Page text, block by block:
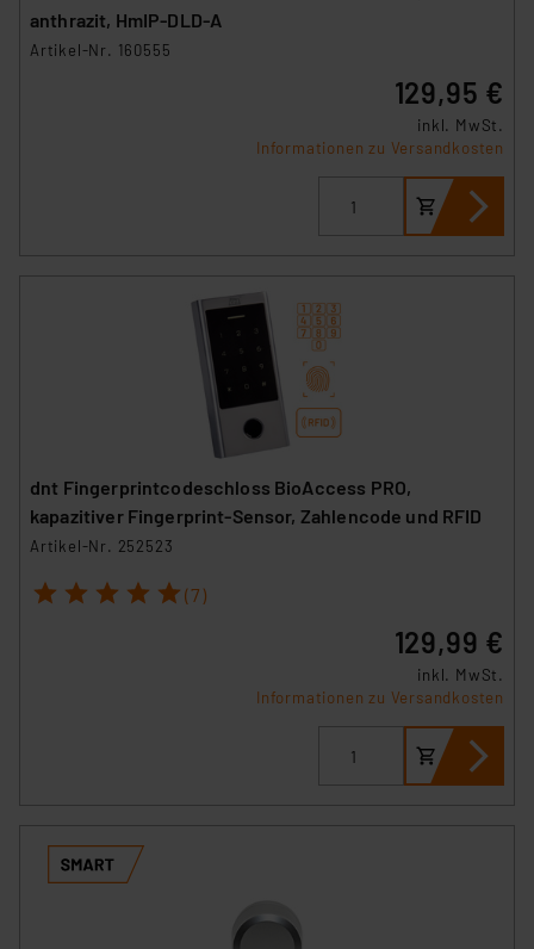
anthrazit, HmIP-DLD-A
Artikel-Nr. 160555
129,95 €
inkl. MwSt.
Informationen zu Versandkosten
dnt Fingerprintcodeschloss BioAccess PRO,
kapazitiver Fingerprint-Sensor, Zahlencode und RFID
Artikel-Nr. 252523
1 2 3 4 5 (7)
129,99 €
inkl. MwSt.
Informationen zu Versandkosten